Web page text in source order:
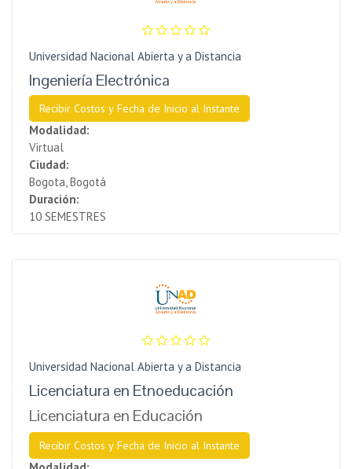
Universidad Nacional Abierta y a Distancia
Ingeniería Electrónica
Recibir Costos y Fecha de Inicio al Instante
Modalidad:
Virtual
Ciudad:
Bogota, Bogotá
Duración:
10 SEMESTRES
Universidad Nacional Abierta y a Distancia
Licenciatura en Etnoeducación
Licenciatura en Educación
Recibir Costos y Fecha de Inicio al Instante